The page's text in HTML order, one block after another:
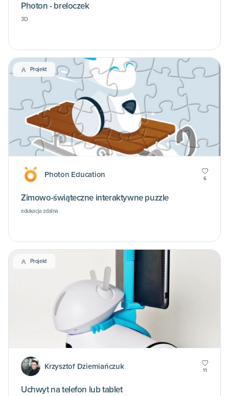
Photon - breloczek
3D
Projekt
Photon Education 6
Zimowo-świąteczne interaktywne puzzle
edukacja zdalna
Projekt
Krzysztof Dziemiańczuk 11
Uchwyt na telefon lub tablet